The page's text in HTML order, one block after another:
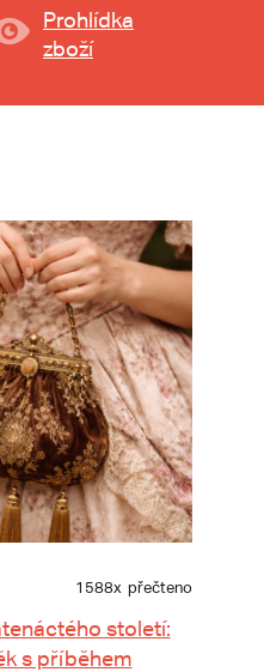
Prohlídka
zboží
1588x přečteno
století:
s příběhem